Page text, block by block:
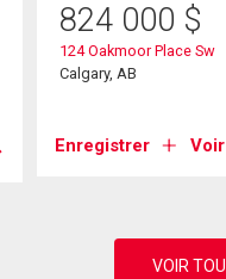
824 000 $
124 Oakmoor Place Sw
Calgary, AB
Enregistrer Voir